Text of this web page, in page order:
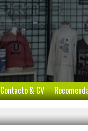
Contacto & CV